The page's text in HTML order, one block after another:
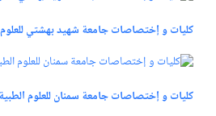
كليات و إختصاصات جامعة شهيد بهشتي للعلوم
كليات و إختصاصات جامعة سمنان للعلوم الطبية